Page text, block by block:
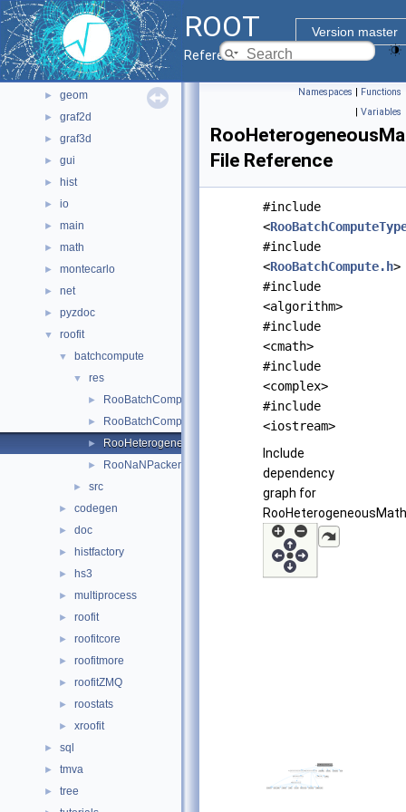
ROOT
Version master
Reference Guide
▼ File List
► bindings
► core
► documentation
► geom
► graf2d
► graf3d
► gui
► hist
► io
► main
► math
► montecarlo
► net
► pyzdoc
▼ roofit
▼ batchcompute
▼ res
► RooBatchCompute.h
► RooBatchComputeTypes.h
► RooHeterogeneousMath.h
► RooNaNPacker.h
► src
► codegen
► doc
► histfactory
► hs3
► multiprocess
► roofit
► roofitcore
► roofitmore
► roofitZMQ
► roostats
► xroofit
► sql
► tmva
► tree
Namespaces | Functions
| Variables
File Reference
#include
<
#include
<RooBatchCompute.h>
#include
<algorithm>
#include
<cmath>
#include
<complex>
#include
<iostream>
Include
dependency
graph for